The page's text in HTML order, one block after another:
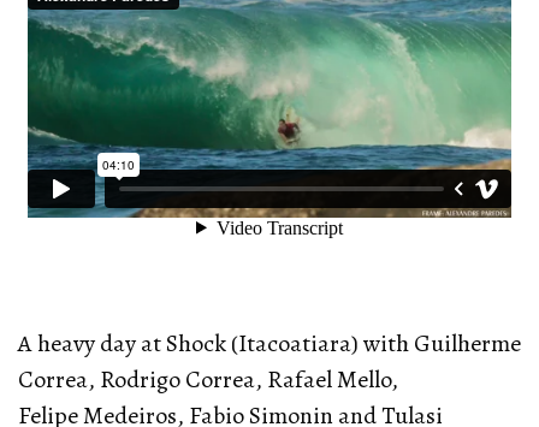
A heavy day at Shock (Itacoatiara) with Guilherme
Correa, Rodrigo Correa, Rafael Mello,
Felipe Medeiros, Fabio Simonin and Tulasi